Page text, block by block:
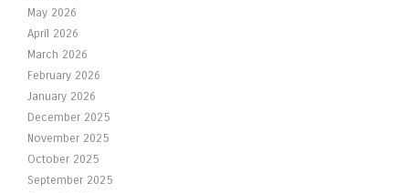
May 2026
April 2026
March 2026
February 2026
January 2026
December 2025
November 2025
October 2025
September 2025